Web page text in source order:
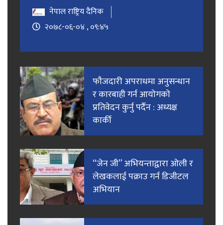
नेपाल राष्ट्रिय दैनिक
२०७८-०६-०४ , ०९:४५
फाैजदारी अपराधमा अनुसन्धान
र कारबाही गर्न आयाेगकाे
प्रतिवेदन कुर्नु पर्दैन : अध्यक्ष
कार्की
“जेन जी” अभियन्ताद्वारा ओली र
लेखकलाई पक्राउ गर्न डिजीटल
अभियान